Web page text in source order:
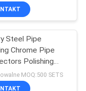
53
Steel Pipe
Chrome Pipe
Polishing
Plated Surface
MOQ:500 SETS